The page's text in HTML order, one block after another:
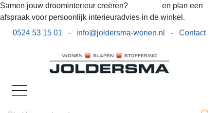
Samen jouw droominterieur creëren?
en plan een
afspraak voor persoonlijk interieuradvies in de winkel.
0524 53 15 01
- info@joldersma-wonen.nl - Contact